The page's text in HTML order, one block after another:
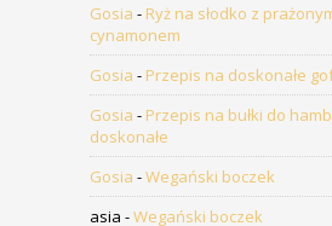
Gosia - Ryż na słodko z
cynamonem
Gosia - Przepis na doskonałe
Gosia - Przepis na bułki do
doskonałe
Gosia -Wegański boczek
asia -Wegański boczek